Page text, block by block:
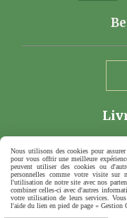
Nous utilisons des cookies pour
pour vous offrir une meilleure
peuvent utiliser des cookies ou
personnelles comme votre visite sur
l'utilisation de notre site avec nos
combiner celles-ci avec d'autres
votre utilisation de leurs services.
l'aide du lien en pied de page « Gestion